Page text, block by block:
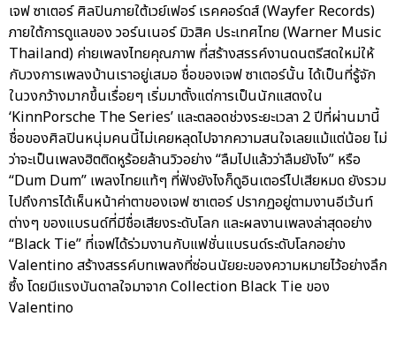
เจฟ ซาเตอร์ ศิลปินภายใต้เวย์เฟอร์ เรคคอร์ดส์ (Wayfer Records)
ภายใต้การดูแลของ วอร์นเนอร์ มิวสิค ประเทศไทย (Warner Music
Thailand) ค่ายเพลงไทยคุณภาพ ที่สร้างสรรค์งานดนตรีสดใหม่ให้
กับวงการเพลงบ้านเราอยู่เสมอ ชื่อของเจฟ ซาเตอร์นั้น ได้เป็นที่รู้จัก
ในวงกว้างมากขึ้นเรื่อยๆ เริ่มมาตั้งแต่การเป็นนักแสดงใน
‘KinnPorsche The Series’ และตลอดช่วงระยะเวลา 2 ปีที่ผ่านมานี้
ชื่อของศิลปินหนุ่มคนนี้ไม่เคยหลุดไปจากความสนใจเลยแม้แต่น้อย ไม่
ว่าจะเป็นเพลงฮิตติดหูร้อยล้านวิวอย่าง “ลืมไปแล้วว่าลืมยังไง” หรือ
“Dum Dum” เพลงไทยแท้ๆ ที่ฟังยังไงก็ดูอินเตอร์ไปเสียหมด ยังรวม
ไปถึงการได้เห็นหน้าค่าตาของเจฟ ซาเตอร์ ปรากฏอยู่ตามงานอีเว้นท์
ต่างๆ ของแบรนด์ที่มีชื่อเสียงระดับโลก และผลงานเพลงล่าสุดอย่าง
“Black Tie” ที่เจฟได้ร่วมงานกับแฟชั่นแบรนด์ระดับโลกอย่าง
Valentino สร้างสรรค์บทเพลงที่ซ่อนนัยยะของความหมายไว้อย่างลึก
ซึ้ง โดยมีแรงบันดาลใจมาจาก Collection Black Tie ของ
Valentino